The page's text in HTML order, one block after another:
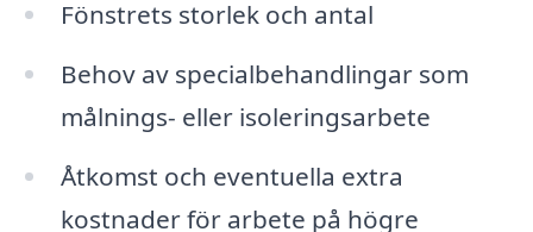
Fönstrets storlek och antal
Behov av specialbehandlingar som
målnings- eller isoleringsarbete
Åtkomst och eventuella extra
kostnader för arbete på högre